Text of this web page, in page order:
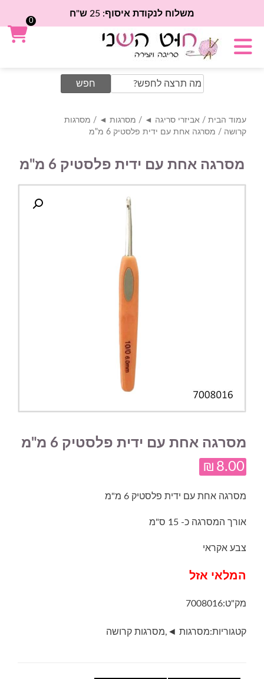
משלוח לנקודת איסוף: 25 ש"ח
Search
for:
עמוד הבית / אביזרי סריגה ◄ / מסרגות ◄ / מסרגות
קרושה / מסרגה אחת עם ידית פלסטיק 6 מ"מ
מסרגה אחת עם ידית פלסטיק 6 מ"מ
מסרגה אחת עם ידית פלסטיק 6 מ"מ
₪ 8.00
מסרגה אחת עם ידית פלסטיק 6 מ"מ
אורך המסרגה כ- 15 ס"מ
צבע אקראי
המלאי אזל
מק"ט:7008016
קטגוריות:מסרגות ◄ ,מסרגות קרושה
0